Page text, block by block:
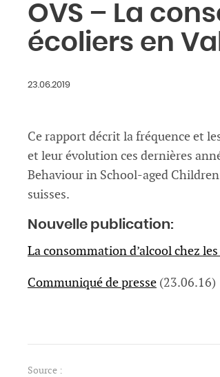
OVS – La
écoliers en
23.06.2019
Ce rapport décrit la fréquence et
et leur évolution ces dernières
Behaviour in School-aged
suisses.
Nouvelle publication:
La consommation d’alcool chez
Communiqué de presse (23.06.16)
Source :